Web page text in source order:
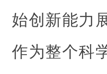
始创新能力
作为整个科